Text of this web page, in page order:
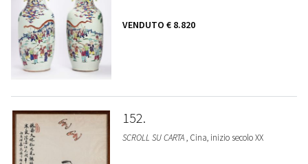
VENDUTO € 8.820
152
SCROLL SU CARTA, Cina, inizio secolo XX